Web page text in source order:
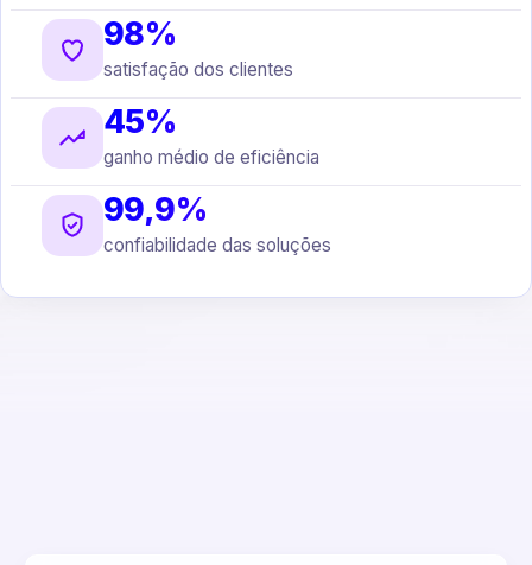
98%
satisfação dos clientes
45%
ganho médio de eficiência
99,9%
confiabilidade das soluções